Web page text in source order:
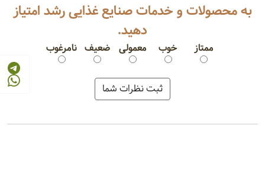
به محصولات و خدمات صنایع غذایی رشد امتیاز
دهید.
نامرغوب ضعیف معمولی خوب ممتاز